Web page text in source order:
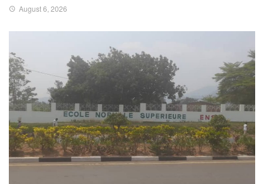
August 6, 2026